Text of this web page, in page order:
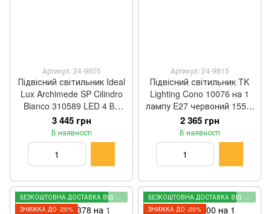
Артикул: 24-9605
Підвісний світильник Ideal
Lux Archimede SP Cilindro
Bianco 310589 LED 4 Вт
3000 K, білий, 582,7 × 9 см
3 445 грн
В наявності
Артикул: 24-9815
Підвісний світильник TK
Lighting Cono 10076 на 1
лампу E27 червоний 155 ×
19 см
2 365 грн
В наявності
БЕЗКОШТОВНА ДОСТАВКА ВІД 2000 ГРН
ЗНИЖКА ДО -20%
БЕЗКОШТОВНА ДОСТАВКА ВІД 2000 ГРН
ЗНИЖКА ДО -20%